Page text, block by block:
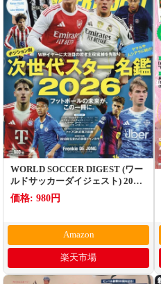
WORLD SOCCER DIGEST (ワー
ルドサッカーダイジェスト) 2025
年 12/4号 [雑誌]
価格: 980円
Amazon
楽天市場